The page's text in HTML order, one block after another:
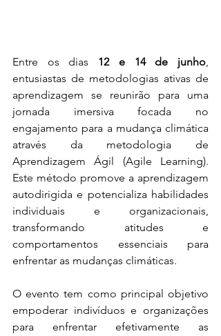
Entre os dias 12 e 14 de junho,
entusiastas de metodologias ativas de
aprendizagem se reunirão para uma
jornada imersiva focada no
engajamento para a mudança climática
através da metodologia de
Aprendizagem Ágil (Agile Learning).
Este método promove a aprendizagem
autodirigida e potencializa habilidades
individuais e organizacionais,
transformando atitudes e
comportamentos essenciais para
enfrentar as mudanças climáticas.
O evento tem como principal objetivo
empoderar indivíduos e organizações
para enfrentar efetivamente as